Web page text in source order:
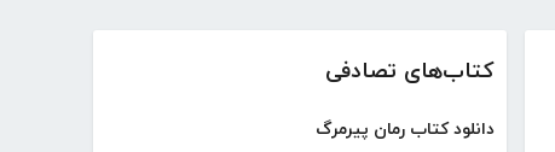
کتاب‌های تصادفی
دانلود کتاب رمان پیرمرگ